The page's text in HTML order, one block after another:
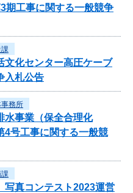
工事に関する一般競争
文化センター高圧ケーブ
入札公告
務所
水事業（保全合理化
工事に関する一般競
写真コンテスト2023運営